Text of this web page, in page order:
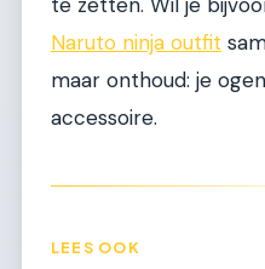
Naruto ninja outfit
maar onthoud: je
accessoire.
LEES OOK